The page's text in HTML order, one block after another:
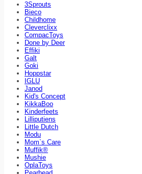
3Sprouts
Bieco
Childhome
Cleverclixx
CompacToys
Done by Deer
Effiki
Galt
Goki
Hoppstar
IGLU
Janod
Kid's Concept
KikkaBoo
Kinderfeets
Lilliputiens
Little Dutch
Modu
Mom`s Care
Muffik®
Mushie
OplaToys